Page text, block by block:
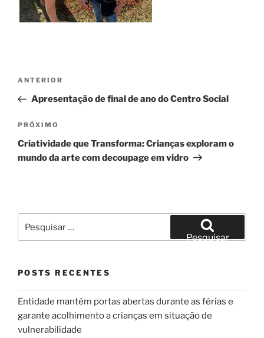
Navegação
Post
Post
anterior
ANTERIOR
Apresentação de final de ano do Centro Social
Próximo
post
PRÓXIMO
Criatividade que Transforma: Crianças exploram o
mundo da arte com decoupage em vidro
por:
Pesquisar
POSTS RECENTES
Entidade mantém portas abertas durante as férias e
garante acolhimento a crianças em situação de
vulnerabilidade